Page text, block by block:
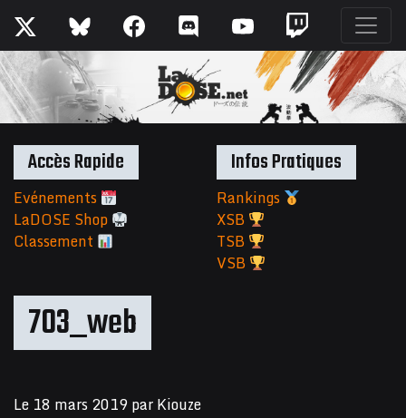
703_web
Le 18 mars 2019parKiouze
Accès Rapide
Evénements
LaDOSE Shop
Classement
Infos Pratiques
Rankings
XSB
TSB
VSB